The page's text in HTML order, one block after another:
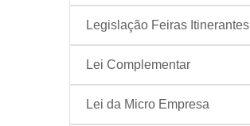
Legislação Feiras Itinerantes
Lei Complementar
Lei da Micro Empresa